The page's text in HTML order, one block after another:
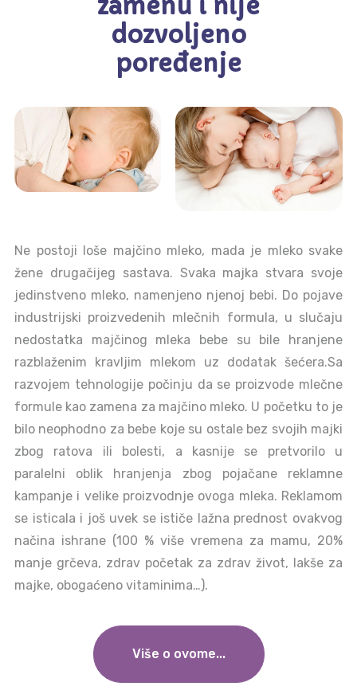
dozvoljeno
poređenje
Ne postoji loše majčino mleko, mada je mleko svake
žene drugačijeg sastava. Svaka majka stvara svoje
jedinstveno mleko, namenjeno njenoj bebi. Do pojave
industrijski proizvedenih mlečnih formula, u slučaju
nedostatka majčinog mleka bebe su bile hranjene
razblaženim kravljim mlekom uz dodatak šećera.Sa
razvojem tehnologije počinju da se proizvode mlečne
formule kao zamena za majčino mleko. U početku to je
bilo neophodno za bebe koje su ostale bez svojih majki
zbog ratova ili bolesti, a kasnije se pretvorilo u
paralelni oblik hranjenja zbog pojačane reklamne
kampanje i velike proizvodnje ovoga mleka. Reklamom
se isticala i još uvek se ističe lažna prednost ovakvog
načina ishrane (100 % više vremena za mamu, 20%
manje grčeva, zdrav početak za zdrav život, lakše za
majke, obogaćeno vitaminima…).
Više o ovome...